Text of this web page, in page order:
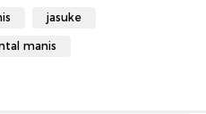
jasuke
manis